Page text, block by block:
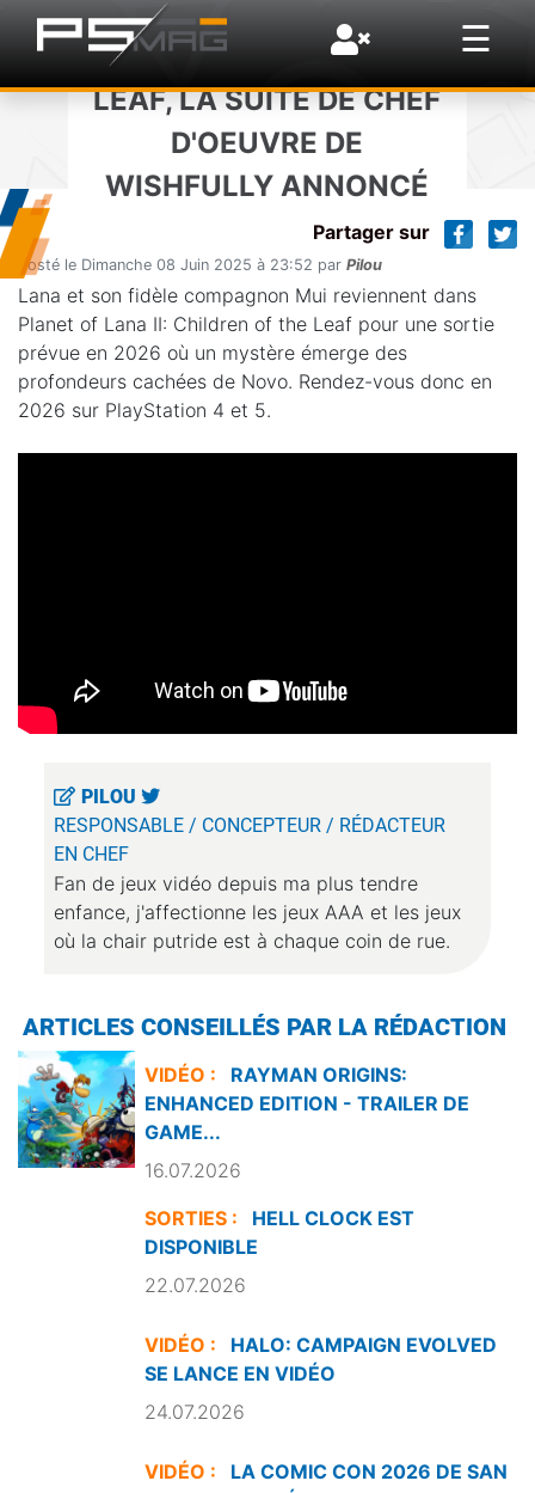
☰
×
L'ESSENTIEL
NEWS
PLANET OF LANA
II: CHILDREN OF THE
LEAF, LA SUITE DE CHEF
D'OEUVRE DE
WISHFULLY ANNONCÉ
Partager sur
Posté le Dimanche 08 Juin 2025 à 23:52 par Pilou
Lana et son fidèle compagnon Mui reviennent dans
Planet of Lana II: Children of the Leaf pour une sortie
prévue en 2026 où un mystère émerge des
profondeurs cachées de Novo. Rendez-vous donc en
2026 sur PlayStation 4 et 5.
PILOU
RESPONSABLE / CONCEPTEUR / RÉDACTEUR
EN CHEF
Fan de jeux vidéo depuis ma plus tendre
enfance, j'affectionne les jeux AAA et les jeux
où la chair putride est à chaque coin de rue.
ARTICLES CONSEILLÉS PAR LA RÉDACTION
VIDÉO :
RAYMAN ORIGINS:
ENHANCED EDITION - TRAILER DE
GAME...
16.07.2026
SORTIES :
HELL CLOCK EST
DISPONIBLE
22.07.2026
VIDÉO :
HALO: CAMPAIGN EVOLVED
SE LANCE EN VIDÉO
24.07.2026
VIDÉO :
LA COMIC CON 2026 DE SAN